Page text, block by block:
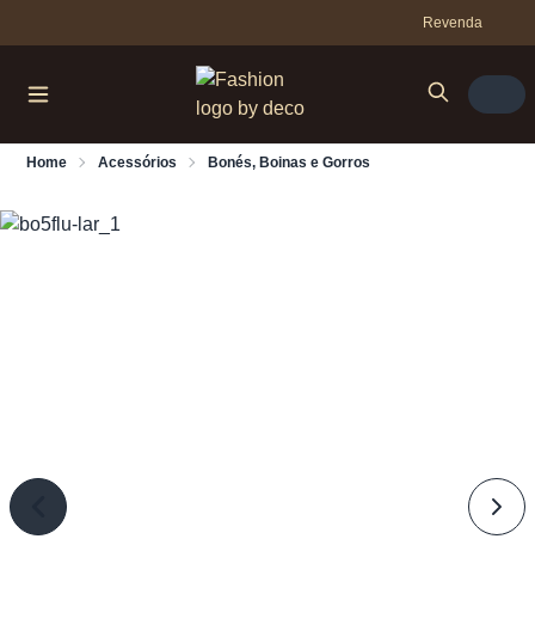
Revenda
Home Acessórios Bonés, Boinas e Gorros